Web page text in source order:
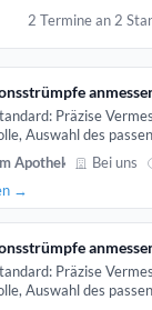
2 Termine an 2
Präzise
Auswahl des
zur richtigen
Apotheke Bei uns
→
Präzise
Auswahl des